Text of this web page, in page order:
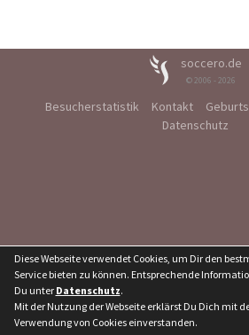
soccero.de
© 2006 - 2026
Besucherstatistik Kontakt
Datenschutz
Diese Webseite verwendet Cookies, um Dir den
Service bieten zu können. Entsprechende
Du unter Datenschutz.
Mit der Nutzung der Webseite erklärst Du Dich mit
Verwendung von Cookies einverstanden.